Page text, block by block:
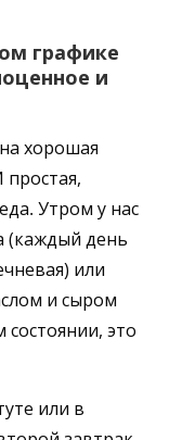
графике
и
хорошая
Утром у нас
(каждый день
или
и сыром
это
или в